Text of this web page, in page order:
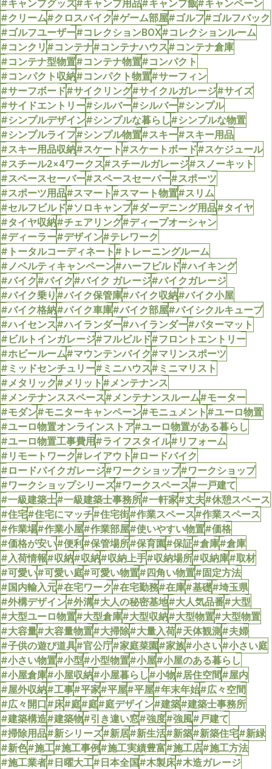
#キャンプグッズ#キャンプ用品#キャンプ飯#キャンペーン
#クリーム#クロスバイク#ゲーム部屋#ゴルフ#ゴルフバック
#ゴルフユーザー#コレクションBOX#コレクションルーム
#コンクリ#コンテナ#コンテナハウス#コンテナ倉庫
#コンテナ型物置#コンテナ物置#コンパクト
#コンパクト収納#コンパクト物置#サーフィン
#サーフボード#サイクリング#サイクルガレージ#サイズ
#サイドエントリー#シルバー#シルバー#シンプル
#シンプルデザイン#シンプルな暮らし#シンプルな物置
#シンプルライフ#シンプル物置#スキー#スキー用品
#スキー用品収納#スケート#スケートボード#スケジュール
#スチール2×4ワークス#スチールガレージ#スノーキット
#スペースセーバー#スペースセーバー#スポーツ
#スポーツ用品#スマート#スマート物置#スリム
#セルフビルド#ソロキャンプ#ダーデニング用品#タイヤ
#タイヤ収納#チェアリング#ディープオーシャン
#ディーラー#デザイン#テレワーク
#トータルコーディネート#トレーニングルーム
#ノベルティキャンペーン#ハーフビルド#ハイキング
#バイク#バイク#バイク ガレージ#バイクガレージ
#バイク乗り#バイク保管庫#バイク収納#バイク小屋
#バイク格納#バイク車庫#バイク部屋#バイシクルキューブ
#ハイセンス#ハイランダー#ハイランダー#パターマット
#ビルトインガレージ#フルビルド#フロントエントリー
#ホビールーム#マウンテンバイク#マリンスポーツ
#ミッドセンチュリー#ミニハウス#ミニマリスト
#メタリック#メリット#メンテナンス
#メンテナンススペース#メンテナンスルーム#モーター
#モダン#モニターキャンペーン#モニュメント#ユーロ物置
#ユーロ物置オンラインストア#ユーロ物置がある暮らし
#ユーロ物置工事費用#ライフスタイル#リフォーム
#リモートワーク#レイアウト#ロードバイク
#ロードバイクガレージ#ワークショップ#ワークショップ
#ワークショップシリーズ#ワークスペース#一戸建て
#一級建築士#一級建築士事務所#一軒家#丈夫#休憩スペース
#住宅#住宅にマッチ#住宅街#作業スペース#作業スペース
#作業場#作業小屋#作業部屋#使いやすい物置#価格
#価格が安い#便利#保管場所#保育園#保証#倉庫#倉庫
#入荷情報#収納#収納#収納上手#収納場所#収納庫#取材
#可愛い#可愛い庭#可愛い物置#四角い物置#固定方法
#国内輸入元#在宅ワーク#在宅勤務#在庫#基礎#埼玉県
#外構デザイン#外溝#大人の秘密基地#大人気品番#大型
#大型ユーロ物置#大型倉庫#大型収納#大型物置#大型物置
#大容量#大容量物置#大掃除#大量入荷#天体観測#夫婦
#子供の遊び道具#官公庁#家庭菜園#家族#小さい#小さい庭
#小さい物置#小型#小型物置#小屋#小屋のある暮らし
#小屋倉庫#小屋収納#小屋暮らし#小物#居住空間#屋内
#屋外収納#工事#平家#平屋#平屋#年末年始#広々空間
#広々開口#床#庭#庭#庭デザイン#建築#建築士事務所
#建築構造#建築物#引き違い窓#強度#強風#戸建て
#掃除用品#新シリーズ#新居#新生活#新築#新築住宅#新緑
#新色#施工#施工事例#施工実績豊富#施工店#施工方法
#施工業者#日曜大工#日本全国#木製床#木造ガレージ